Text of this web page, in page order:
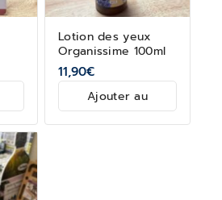
Lotion des yeux
Organissime 100ml
11,90€
Ajouter au